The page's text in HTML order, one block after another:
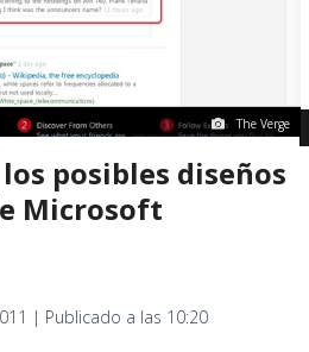
The Verge
posibles diseños
Microsoft
| Publicado a las 10:20